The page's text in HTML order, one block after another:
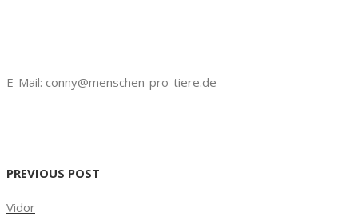
E-Mail: conny@menschen-pro-tiere.de
PREVIOUS POST
Vidor